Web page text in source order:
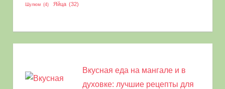
Шулюм (4) Яйца (32)
Вкусная еда на мангале и в
духовке: лучшие рецепты для